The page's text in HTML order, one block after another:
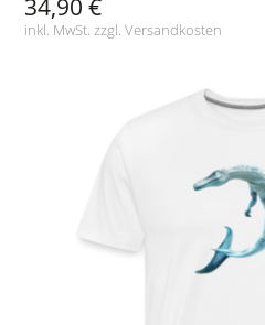
34,90 €
inkl. MwSt. zzgl.Versandkosten